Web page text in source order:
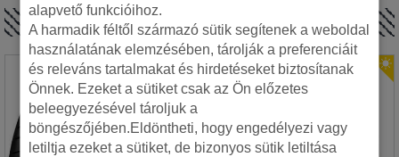
SPECIÁLIS AJÁNLATOK
alapvető funkcióihoz.
A harmadik féltől származó sütik segítenek a weboldal
használatának elemzésében, tárolják a preferenciáit
és releváns tartalmakat és hirdetéseket biztosítanak
Önnek. Ezeket a sütiket csak az Ön előzetes
beleegyezésével tároljuk a
böngészőjében.Eldöntheti, hogy engedélyezi vagy
letiltja ezeket a sütiket, de bizonyos sütik letiltása